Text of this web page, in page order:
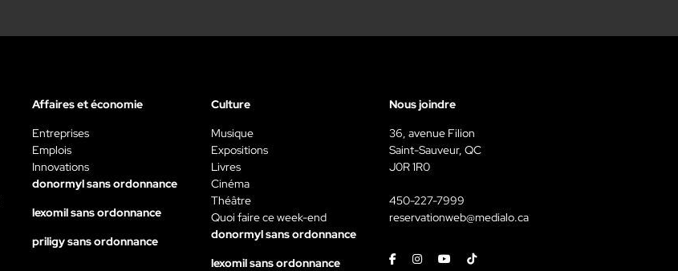
Affaires et économie
Entreprises
Emplois
Innovations
donormyl sans ordonnance
lexomil sans ordonnance
priligy sans ordonnance
Culture
Musique
Expositions
Livres
Cinéma
Théâtre
Quoi faire ce week-end
donormyl sans ordonnance
lexomil sans ordonnance
Nous joindre
36, avenue Filion
Saint-Sauveur, QC
J0R 1R0
450-227-7999
reservationweb@medialo.ca
FacebookInstagramYoutubeTiktok